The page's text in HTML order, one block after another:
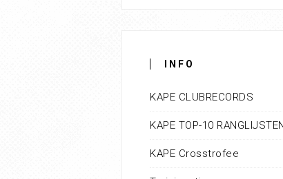
INFO
KAPE CLUBRECORDS
KAPE TOP-10
KAPE Crosstrofee